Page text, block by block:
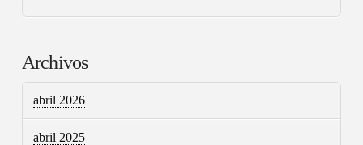
Archivos
abril 2026
abril 2025